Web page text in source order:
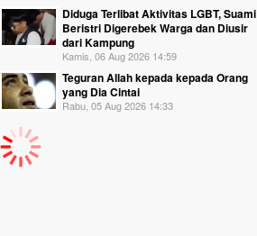
Diduga Terlibat Aktivitas LGBT, Suami
Beristri Digerebek Warga dan Diusir
dari Kampung
Kamis, 06 Aug 2026 14:59
Teguran Allah kepada kepada Orang
yang Dia Cintai
Rabu, 05 Aug 2026 14:33